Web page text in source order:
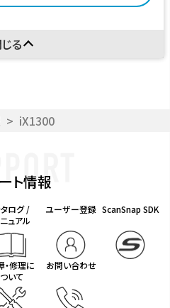
る
> iX1300
ト情報
ログ /
ュアル
ユーザー登録 ScanSnap SDK
・修理に
ついて
お問い合わせ